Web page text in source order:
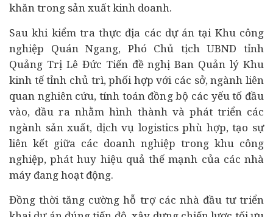
khăn trong sản xuất kinh doanh.
Sau khi kiểm tra thực địa các dự án tại Khu công
nghiệp Quán Ngang, Phó Chủ tịch UBND tỉnh
Quảng Trị Lê Đức Tiến đề nghị Ban Quản lý Khu
kinh tế tỉnh chủ trì, phối hợp với các sở, ngành liên
quan nghiên cứu, tính toán đồng bộ các yếu tố đầu
vào, đầu ra nhằm hình thành và phát triển các
ngành sản xuất, dịch vụ logistics phù hợp, tạo sự
liên kết giữa các doanh nghiệp trong khu công
nghiệp, phát huy hiệu quả thế mạnh của các nhà
máy đang hoạt động.
Đồng thời tăng cường hỗ trợ các nhà đầu tư triển